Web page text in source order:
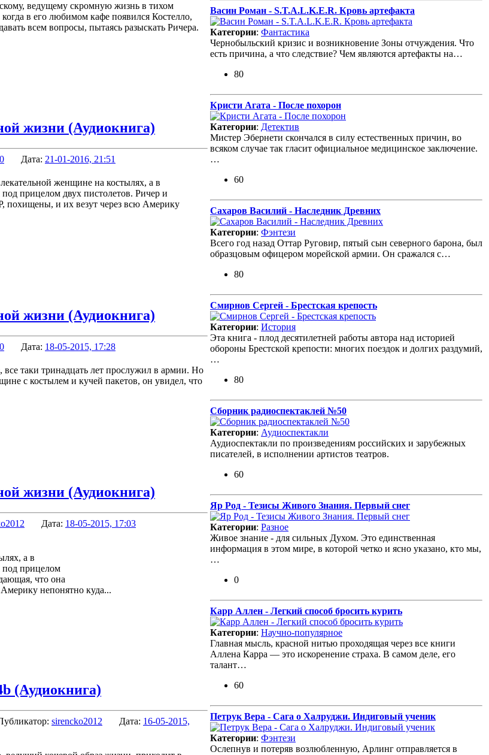
ведущему скромную жизнь в тихом
в его любимом кафе появился Костелло,
всем вопросы, пытаясь разыскать Ричера.
жизни (Аудиокнига)
Дата: 21-01-2016, 21:51
женщине на костылях, а в
прицелом двух пистолетов. Ричер и
похищены, и их везут через всю Америку
жизни (Аудиокнига)
Дата: 18-05-2015, 17:28
все таки тринадцать лет прослужил в армии. Но
с костылем и кучей пакетов, он увидел, что
жизни (Аудиокнига)
Дата: 18-05-2015, 17:03
а в
под прицелом
что она
непонятно куда...
(Аудиокнига)
sirencko2012 Дата: 16-05-2015,
Васин Роман - S.T.A.L.K.E.R. Кровь артефакта
Категории: Фантастика
Чернобыльский кризис и возникновение Зоны отчуждения. Что
есть причина, а что следствие? Чем являются артефакты на…
80
Кристи Агата - После похорон
Категории: Детектив
Мистер Эбернети скончался в силу естественных причин, во
всяком случае так гласит официальное медицинское заключение.
…
60
Сахаров Василий - Наследник Древних
Категории: Фэнтези
Всего год назад Оттар Руговир, пятый сын северного барона, был
образцовым офицером морейской армии. Он сражался с…
80
Смирнов Сергей - Брестская крепость
Категории: История
Эта книга - плод десятилетней работы автора над историей
обороны Брестской крепости: многих поездок и долгих раздумий,
…
80
Сборник радиоспектаклей №50
Категории: Аудиоспектакли
Аудиоспектакли по произведениям российских и зарубежных
писателей, в исполнении артистов театров.
60
Яр Род - Тезисы Живого Знания. Первый снег
Категории: Разное
Живое знание - для сильных Духом. Это единственная
информация в этом мире, в которой четко и ясно указано, кто мы,
…
0
Карр Аллен - Легкий способ бросить курить
Категории: Научно-популярное
Главная мысль, красной нитью проходящая через все книги
Аллена Карра — это искоренение страха. В самом деле, его
талант…
60
Петрук Вера - Сага о Халруджи. Индиговый ученик
Категории: Фэнтези
Ослепнув и потеряв возлюбленную, Арлинг отправляется в